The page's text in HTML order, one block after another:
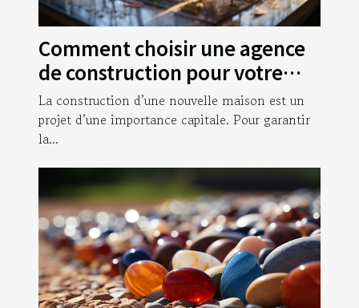
Comment choisir une agence
de construction pour votre
nouvelle maison ?
La construction d’une nouvelle maison est un
projet d’une importance capitale. Pour garantir
la...